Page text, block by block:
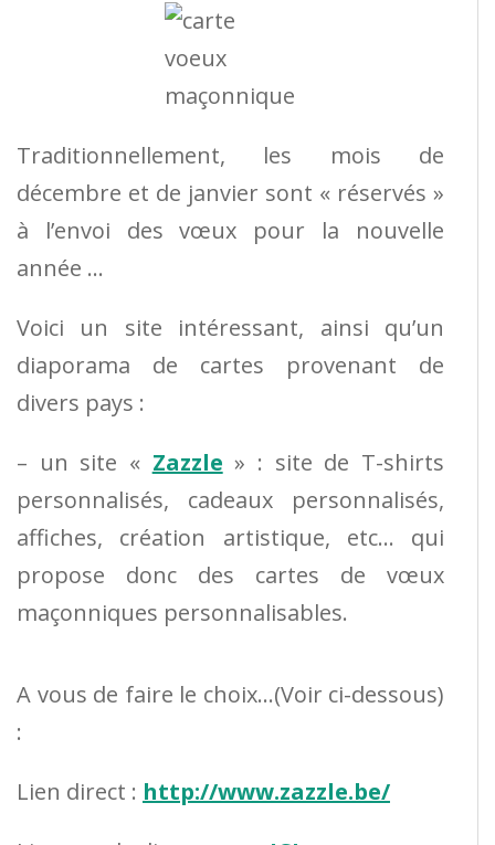
Traditionnellement, les mois de
décembre et de janvier sont « réservés »
à l’envoi des vœux pour la nouvelle
année …
Voici un site intéressant, ainsi qu’un
diaporama de cartes provenant de
divers pays :
– un site « Zazzle » : site de T-shirts
personnalisés, cadeaux personnalisés,
affiches, création artistique, etc… qui
propose donc des cartes de vœux
maçonniques personnalisables.
A vous de faire le choix…(Voir ci-dessous)
:
Lien direct : http://www.zazzle.be/